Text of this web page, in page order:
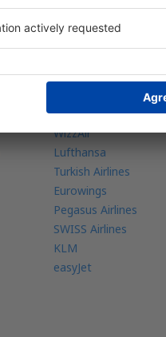
Austrian Airliens
WizzAir
Lufthansa
Turkish Airlines
Eurowings
Pegasus Airlines
SWISS Airlines
KLM
easyJet